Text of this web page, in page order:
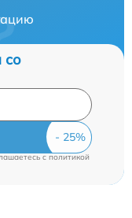
со
cполитикой